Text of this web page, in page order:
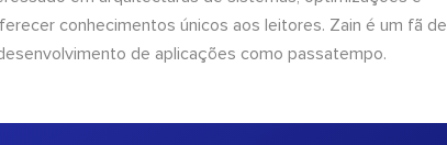
conhecimentos únicos aos leitores. Zain é um fã de
de aplicações como passatempo.